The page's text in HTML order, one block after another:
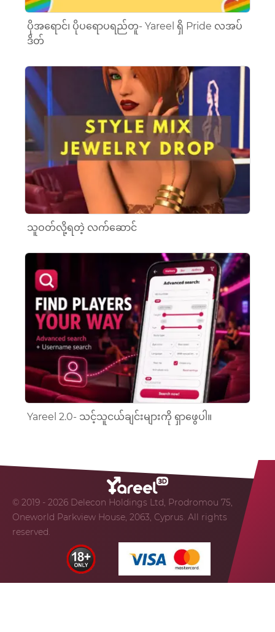
ပိုအရောင်၊ ပိုပရောပရည်တူ- Yareel ရှိ Pride လအပ်
ဒိတ်
သူဝတ်လို့ရတဲ့ လက်ဆောင်
Yareel 2.0- သင့်သူငယ်ချင်းများကို ရှာဖွေပါ။
© 2019 - 2026 Delecon Holdings Ltd, Prodromou 75,
Oneworld Parkview House, 2063, Cyprus. All rights
reserved.